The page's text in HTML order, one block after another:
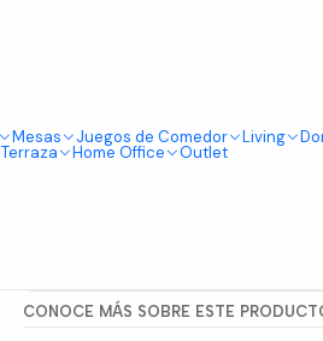
Mesas Juegos de Comedor Living
Terraza Home Office Outlet
|
Pack de 2
CONOCE MÁS SOBRE ESTE